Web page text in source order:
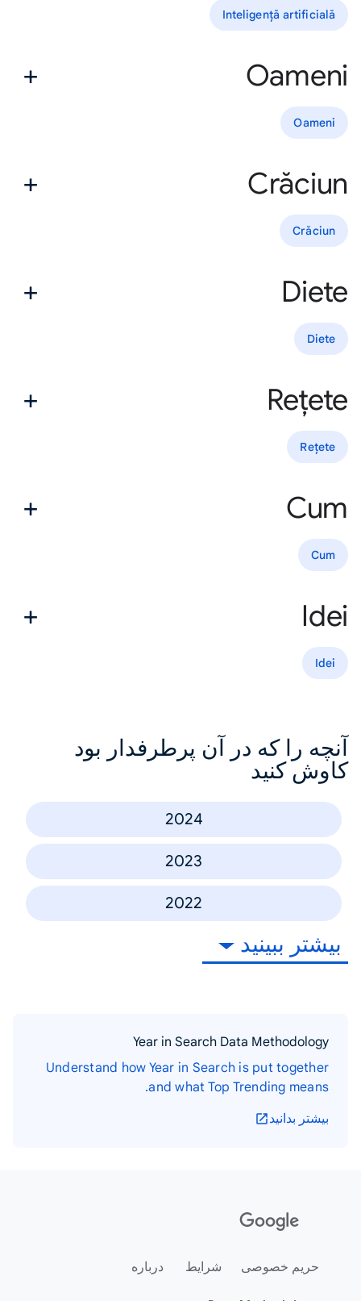
Inteligență artificială
Oameni
Oameni
Crăciun
Crăciun
Diete
Diete
Rețete
Rețete
Cum
Cum
Idei
Idei
آنچه را که در آن پرطرفدار بود
کاوش کنید
2024
2023
2022
بیشتر ببینید
Year in Search Data Methodology
Understand how Year in Search is put together
and what Top Trending means.
بیشتر بدانید
حریم خصوصی شرایط درباره